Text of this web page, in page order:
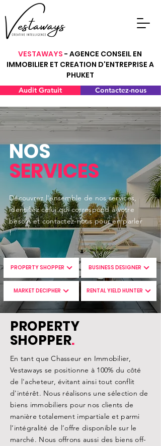
VESTAWAYS - AGENCE CONSEIL EN
IMMOBILIER ET CREATION D'ENTREPRISE A
PHUKET
Audit Gratuit Contactez-nous
NOS
SERVICES
Découvrez l'ensemble de nos services,
identifiez celui qui correspond à votre
besoin et contactez-nous pour en parler
!
PROPERTY SHOPPER BUSINESS DESIGNER
MARKET DECIPHER RENTAL YIELD HUNTER
PROPERTY
SHOPPER.
En tant que Chasseur en Immobilier,
Vestaways se positionne à 100% du côté
de l'acheteur, évitant ainsi tout conflit
d'intérêt. Nous réalisons une sélection de
biens immobiliers pour nos clients de
manière totalement impartiale et parmi
l’intégralité de l’offre disponible sur le
marché. Nous offrons aussi des biens off-